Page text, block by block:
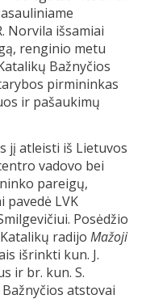
Norvila išsamiai
renginio metu
Bažnyčios
pirmininkas
ir pašaukimų
jį atleisti iš Lietuvos
vadovo bei
pareigų,
pavedė LVK
Posėdžio
radijo Mažoji
išrinkti kun. J.
ir br. kun. S.
atstovai